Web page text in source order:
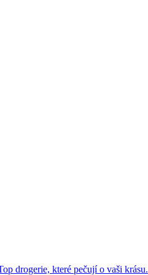
drogerie, které pečují o vaši krásu.